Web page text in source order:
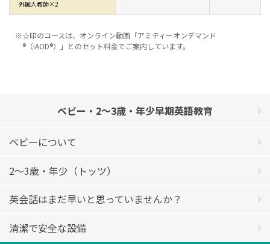
外国人教師×2
※☆印のコースは、オンライン動画「アミティーオンデマンド
®（iAOD®）」とのセット料金でご案内しています。
ベビー・2～3歳・年少早期英語教育
ベビーについて
2～3歳・年少（トッツ）
英会話はまだ早いと思っていませんか？
清潔で安全な設備